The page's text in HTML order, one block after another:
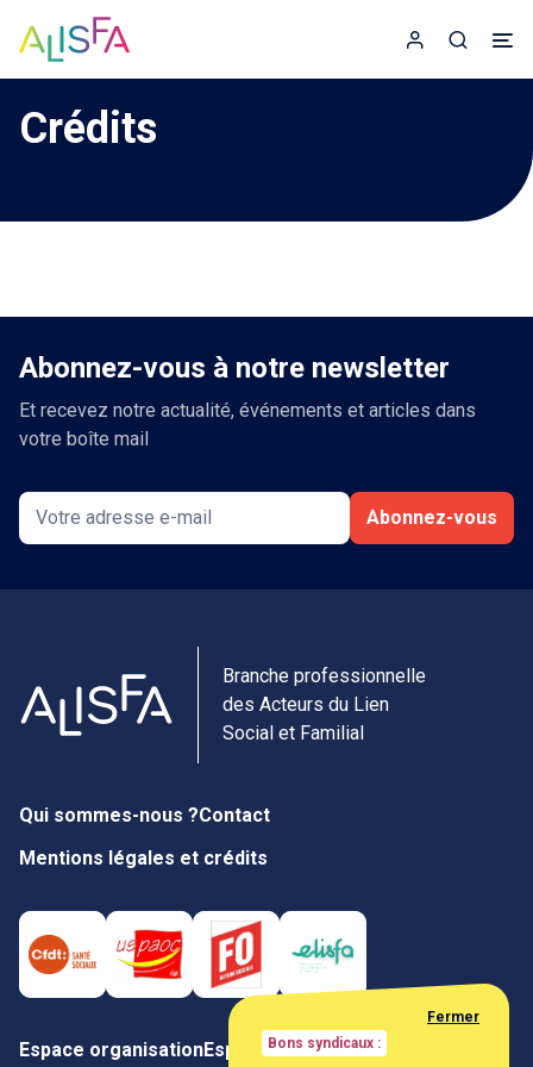
Accueil
Espace
Crédits
Abonnez-vous à notre newsletter
Et recevez notre actualité, événements et articles dans
votre boîte mail
Abonnez-vous
Branche professionnelle
des Acteurs du Lien
Social et Familial
Qui sommes-nous ?Contact
Mentions légales et crédits
Espace organisationEspace négociateur
Fermer
Bons syndicaux :